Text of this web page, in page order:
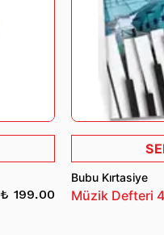
₺ 199.00
Bubu Kırtasiye
Müzik Defteri